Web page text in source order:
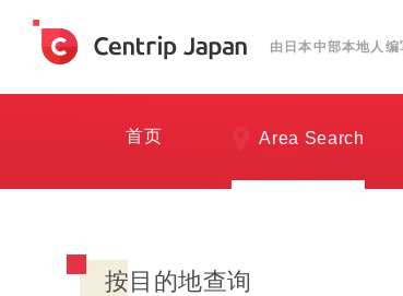
由日本中部本地人
首页 Area Search
按目的地查询